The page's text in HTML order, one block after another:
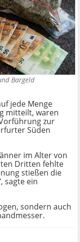
Bargeld
jede Menge
mitteilt, waren
zur
Süden
im Alter von
Dritten fehlte
stießen die
sagte ein
sondern auch